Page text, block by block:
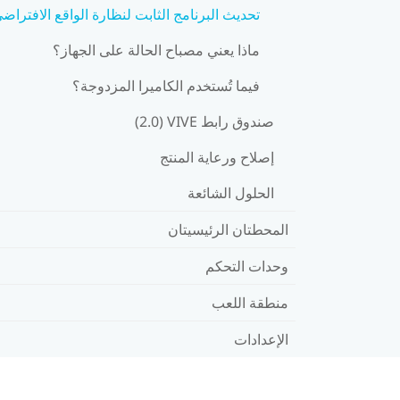
تحديث البرنامج الثابت لنظارة الواقع
ماذا يعني مصباح الحالة على الجهاز؟
فيما تُستخدم الكاميرا المزدوجة؟
صندوق رابط VIVE ‏(2.0)
إصلاح ورعاية المنتج
الحلول الشائعة
المحطتان الرئيسيتان
وحدات التحكم
منطقة اللعب
الإعدادات